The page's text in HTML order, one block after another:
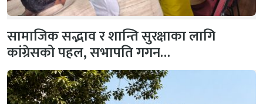
सामाजिक सद्भाव र शान्ति सुरक्षाका लागि
कांग्रेसको पहल, सभापति गगन…